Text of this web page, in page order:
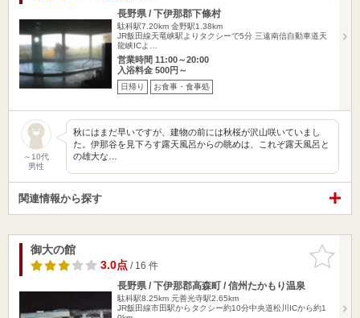
長野県 / 下伊那郡下條村
駄科駅7.20km 金野駅1.38km
JR飯田線天竜峡駅よりタクシーで5分 三遠南信自動車道天
龍峡ICよ…
営業時間 11:00～20:00
入浴料金 500円～
日帰り お食事・食事処
～10代
男性
秋にはまだ早いですが、建物の前には秋桜が沢山咲いていまし
た。伊那谷を見下ろす露天風呂からの眺めは、これぞ露天風呂と
の雄大な…
関連情報から探す
お気に入
りに追加
御大の館
3.0点/ 16 件
長野県 / 下伊那郡高森町 / 信州たかもり温泉
駄科駅8.25km 元善光寺駅2.65km
JR飯田線市田駅からタクシー約10分中央道松川ICから約1